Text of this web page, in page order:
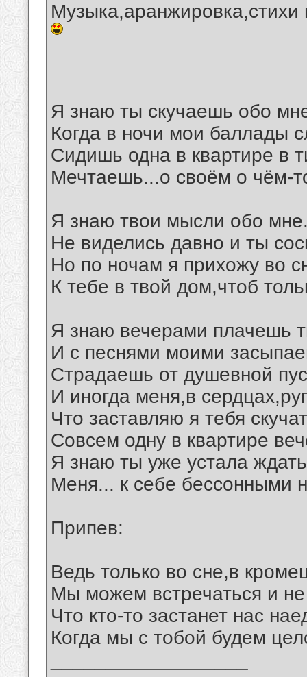
Я знаю ты скучаешь обо
Когда в ночи мои баллады
Сидишь одна в квартире в
Мечтаешь...о своём о чём-
Я знаю твои мысли обо
Не виделись давно и ты
Но по ночам я прихожу во
К тебе в твой дом,чтоб
Я знаю вечерами плачешь
И с песнями моими
Страдаешь от душевной
И иногда меня,в
Что заставляю я тебя
Совсем одну в квартире
Я знаю ты уже устала
Меня... к себе бессонными
Припев:
Ведь только во сне,в
Мы можем встречаться и не
Что кто-то застанет нас
Когда мы с тобой будем